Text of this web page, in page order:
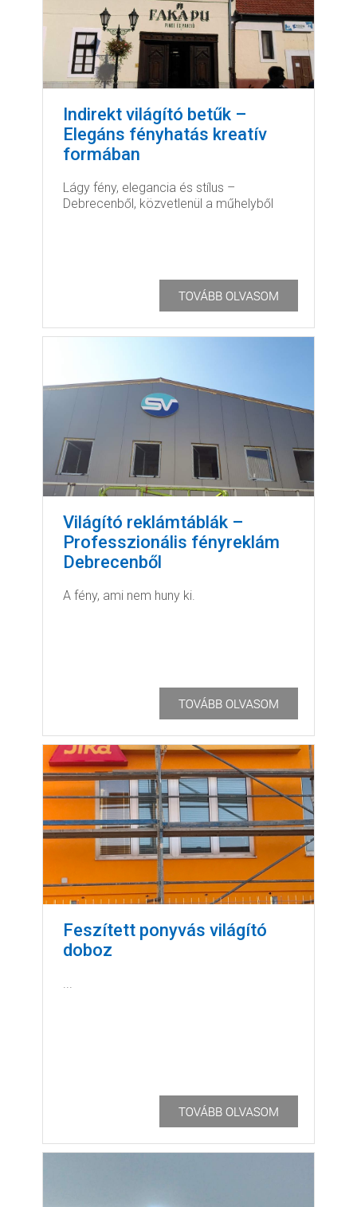
Indirekt világító betűk –
Elegáns fényhatás kreatív
formában
Lágy fény, elegancia és stílus –
Debrecenből, közvetlenül a műhelyből
Világító reklámtáblák –
Professzionális fényreklám
Debrecenből
A fény, ami nem huny ki.
Feszített ponyvás világító
doboz
...